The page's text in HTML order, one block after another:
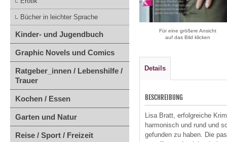
Bücher in leichter Sprache
Kinder- und Jugendbuch
Graphic Novels und Comics
Ratgeber_innen / Lebenshilfe /
Trauer
Kochen / Essen
Garten und Natur
Reise / Sport / Freizeit
Für eine größere Ansicht
auf das Bild klicken
Details
BESCHREIBUNG
Lisa Bratt, erfolgreiche
harmonisch und rund und
gefunden zu haben. Die